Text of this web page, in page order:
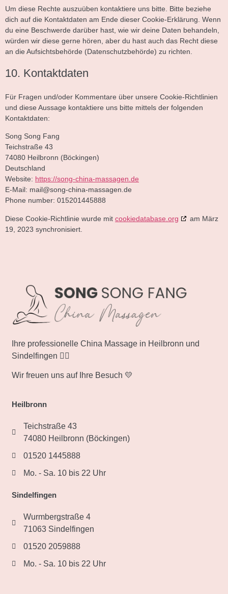
Um diese Rechte auszuüben kontaktiere uns bitte. Bitte beziehe
dich auf die Kontaktdaten am Ende dieser Cookie-Erklärung. Wenn
du eine Beschwerde darüber hast, wie wir deine Daten behandeln,
würden wir diese gerne hören, aber du hast auch das Recht diese
an die Aufsichtsbehörde (Datenschutzbehörde) zu richten.
10. Kontaktdaten
Für Fragen und/oder Kommentare über unsere Cookie-Richtlinien
und diese Aussage kontaktiere uns bitte mittels der folgenden
Kontaktdaten:
Song Song Fang
Teichstraße 43
74080 Heilbronn (Böckingen)
Deutschland
Website: https://song-china-massagen.de
E-Mail: mail@song-china-massagen.de
Phone number: 015201445888
Diese Cookie-Richtlinie wurde mit cookiedatabase.org
am März
19, 2023 synchronisiert.
Ihre professionelle China Massage in Heilbronn und
Sindelfingen 💆‍♀️
Wir freuen uns auf Ihre Besuch 💛
Heilbronn
Teichstraße 43
74080 Heilbronn (Böckingen)
01520 1445888
Mo. - Sa. 10 bis 22 Uhr
Sindelfingen
Wurmbergstraße 4
71063 Sindelfingen
01520 2059888
Mo. - Sa. 10 bis 22 Uhr